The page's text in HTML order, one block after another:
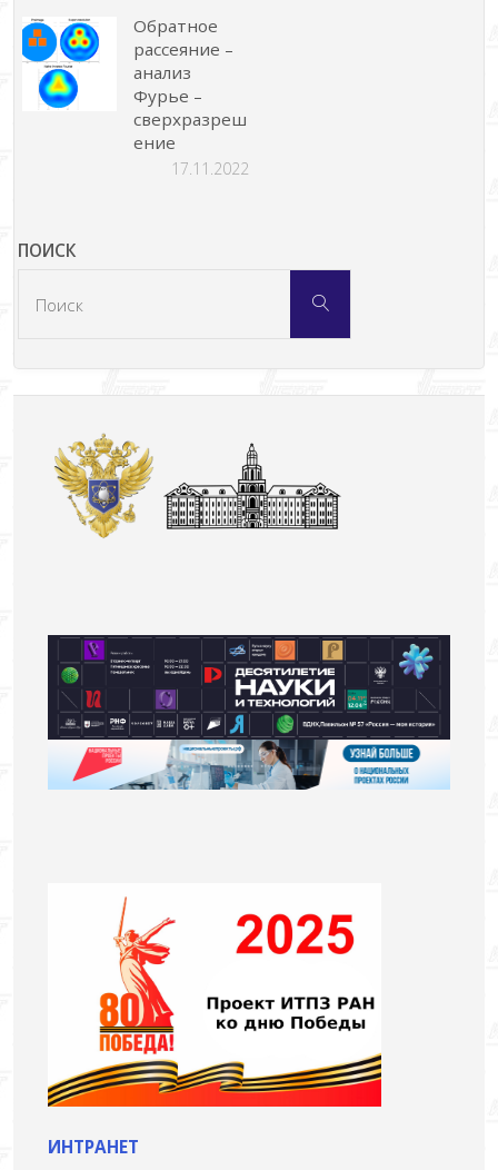
Обратное
рассеяние –
анализ
Фурье –
сверхразреш
ение
17.11.2022
ПОИСК
Поиск
ИНТРАНЕТ